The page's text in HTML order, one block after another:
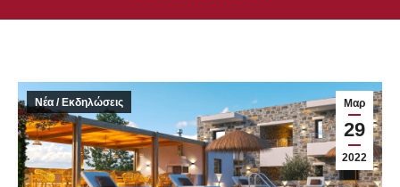
Μαρ
29
2022
Νέα / Εκδηλώσεις